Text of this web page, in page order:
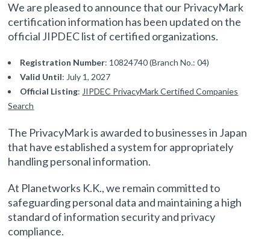
We are pleased to announce that our PrivacyMark
certification information has been updated on the
official JIPDEC list of certified organizations.
Registration Number: 10824740 (Branch No.: 04)
Valid Until: July 1, 2027
Official Listing: JIPDEC PrivacyMark Certified Companies
Search
The PrivacyMark is awarded to businesses in Japan
that have established a system for appropriately
handling personal information.
At Planetworks K.K., we remain committed to
safeguarding personal data and maintaining a high
standard of information security and privacy
compliance.